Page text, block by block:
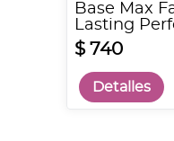
Base Max
Lasting
Deep Beige
$ 740
Detalles